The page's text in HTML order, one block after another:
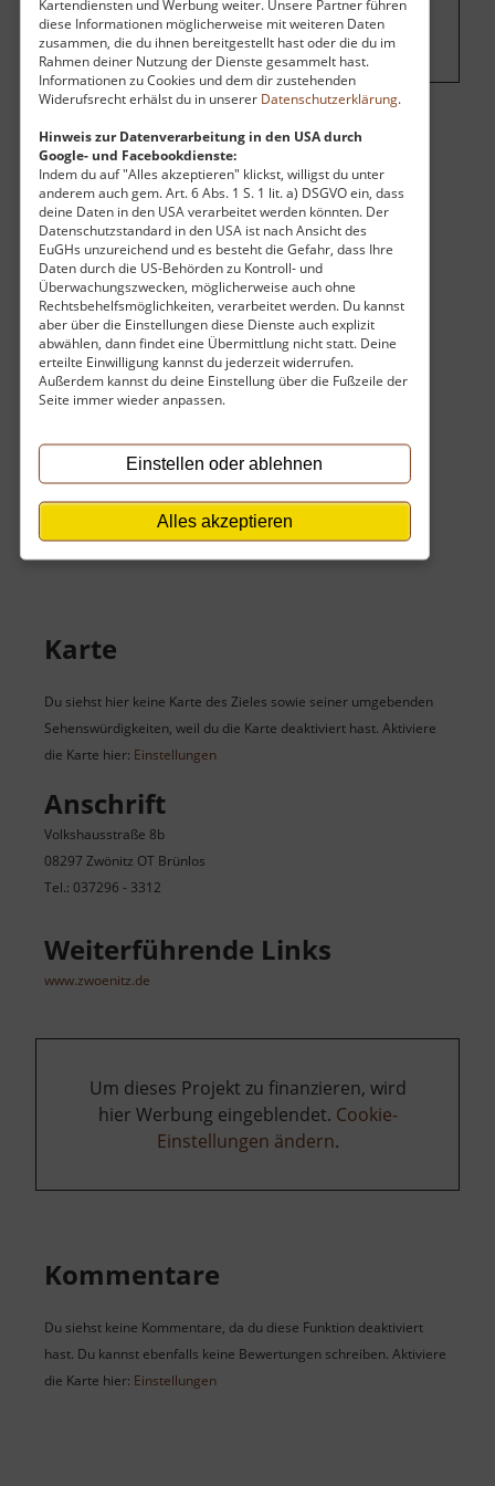
Kartendiensten und Werbung weiter. Unsere Partner führen
diese Informationen möglicherweise mit weiteren Daten
zusammen, die du ihnen bereitgestellt hast oder die du im
Rahmen deiner Nutzung der Dienste gesammelt hast.
Informationen zu Cookies und dem dir zustehenden
Widerufsrecht erhälst du in unserer Datenschutzerklärung.
Hinweis zur Datenverarbeitung in den USA durch
Google- und Facebookdienste:
Indem du auf "Alles akzeptieren" klickst, willigst du unter
anderem auch gem. Art. 6 Abs. 1 S. 1 lit. a) DSGVO ein, dass
deine Daten in den USA verarbeitet werden könnten. Der
Datenschutzstandard in den USA ist nach Ansicht des
EuGHs unzureichend und es besteht die Gefahr, dass Ihre
Daten durch die US-Behörden zu Kontroll- und
Überwachungszwecken, möglicherweise auch ohne
Rechtsbehelfsmöglichkeiten, verarbeitet werden. Du kannst
aber über die Einstellungen diese Dienste auch explizit
abwählen, dann findet eine Übermittlung nicht statt. Deine
erteilte Einwilligung kannst du jederzeit widerrufen.
Außerdem kannst du deine Einstellung über die Fußzeile der
Seite immer wieder anpassen.
Einstellen oder ablehnen
Alles akzeptieren
hier Werbung eingeblendet.Cookie-
Einstellungen ändern.
Eintritt
Vollzahler:
4,00 €
Ermäßigt:
2,50 €
Familie:
10,00 €
Kinder:
2,00 €
Eintritt frei bis:
2 Jahre
Öffnungszeiten
Montag:
12:00 Uhr - 19:00 Uhr
Dienstag:
12:00 Uhr - 19:00 Uhr
Mittwoch:
12:00 Uhr - 19:00 Uhr
Donnerstag:
12:00 Uhr - 19:00 Uhr
Freitag:
12:00 Uhr - 19:00 Uhr
Sonntag:
10:00 Uhr - 19:00 Uhr
An Feiertagen gelten die Öffnungszeiten wie sonntags.
In den Ferien gelten die Öffnungszeiten wie sonntags.
Im Winter kein Besuch möglich.
Karte
Du siehst hier keine Karte des Zieles sowie seiner umgebenden
Sehenswürdigkeiten, weil du die Karte deaktiviert hast. Aktiviere
die Karte hier: Einstellungen
Anschrift
Volkshausstraße 8b
08297 Zwönitz OT Brünlos
Tel.: 037296 - 3312
Weiterführende Links
www.zwoenitz.de
Um dieses Projekt zu finanzieren, wird
hier Werbung eingeblendet. Cookie-
Einstellungen ändern.
Kommentare
Du siehst keine Kommentare, da du diese Funktion deaktiviert
hast. Du kannst ebenfalls keine Bewertungen schreiben. Aktiviere
die Karte hier: Einstellungen